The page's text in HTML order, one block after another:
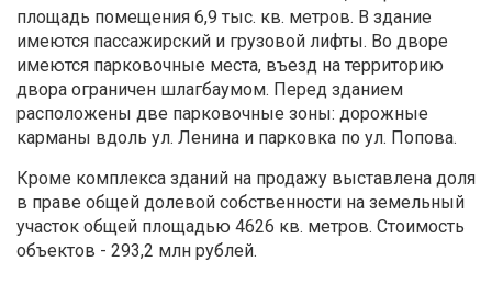
площадь помещения 6,9 тыс. кв. метров. В здание
имеются пассажирский и грузовой лифты. Во дворе
имеются парковочные места, въезд на территорию
двора ограничен шлагбаумом. Перед зданием
расположены две парковочные зоны: дорожные
карманы вдоль ул. Ленина и парковка по ул. Попова.
Кроме комплекса зданий на продажу выставлена доля
в праве общей долевой собственности на земельный
участок общей площадью 4626 кв. метров. Стоимость
объектов - 293,2 млн рублей.